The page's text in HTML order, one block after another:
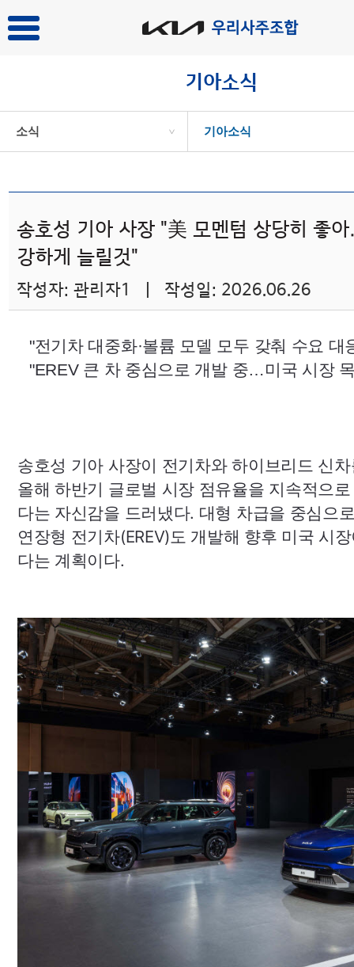
기아소식
소식 > 기아소식
송호성 기아 사장 "美 모멘텀 상당히 좋
강하게 늘릴것"
작성자: 관리자1 | 작성일: 2026.06.26
"전기차 대중화·볼륨 모델 모두 갖춰 수요 대
"EREV큰 차 중심으로 개발 중…미국 시장
송호성 기아 사장이 전기차와 하이브리드 신
올해 하반기 글로벌 시장 점유율을 지속적으
다는 자신감을 드러냈다. 대형 차급을 중심으
연장형 전기차(EREV)도 개발해 향후 미국 시
다는 계획이다.